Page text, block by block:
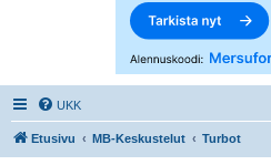
UKK
Etusivu MB-Keskustelut Turbot